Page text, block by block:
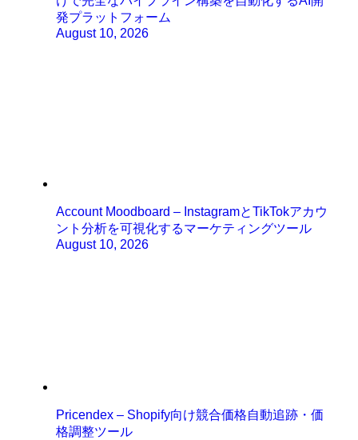
発プラットフォーム
August 10, 2026
Account Moodboard – InstagramとTikTokアカウ
ント分析を可視化するマーケティングツール
August 10, 2026
Pricendex – Shopify向け競合価格自動追跡・価
格調整ツール